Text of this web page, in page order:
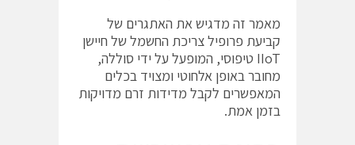
מאמר זה מדגיש את האתגרים של
קביעת פרופיל צריכת החשמל של חיישן
‎IIoT‎‏ טיפוסי, המופעל על ידי סוללה,
מחובר באופן אלחוטי ומצויד בכלים
המאפשרים לקבל מדידות זרם מדויקות
בזמן אמת.